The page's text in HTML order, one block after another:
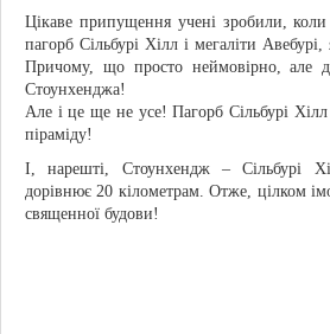
Цікаве припущення учені зробили,
пагорб Сільбурі Хілл і мегаліти
Причому, що просто неймовірно, але
Стоунхенджа!
Але і це ще не усе! Пагорб Сільбурі
піраміду!
І, нарешті, Стоунхендж – Сільбурі
дорівнює 20 кілометрам. Отже, цілком
священної будови!